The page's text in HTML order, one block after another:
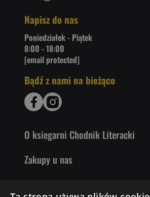
Napisz do nas
Poniedziałek - Piątek
8:00 - 18:00
[email protected]
Bądź z nami na bieżąco
O ksiegarni Chodnik Literacki
Zakupy u nas